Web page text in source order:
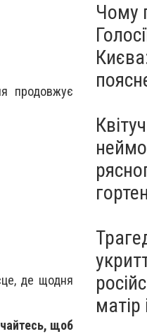
продовжує
де щодня
щоб
Чому
матір